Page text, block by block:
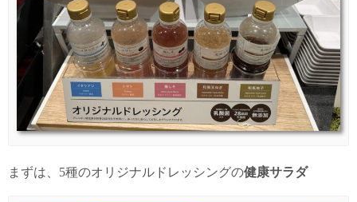
まずは、5種のオリジナルドレッシングの健康サラダ